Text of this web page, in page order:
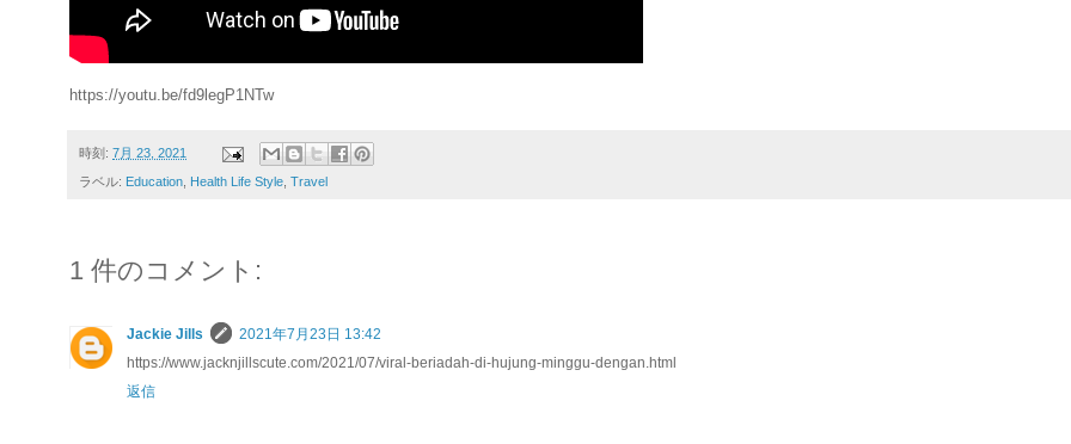
https://youtu.be/fd9legP1NTw
時刻: 7月 23, 2021
ラベル: Education Health Life Style Travel
1 件のコメント:
Jackie Jills
2021年7月23日 13:42
https://www.jacknjillscute.com/2021/07/viral-beriadah-di-hujung-minggu-dengan.html
返信